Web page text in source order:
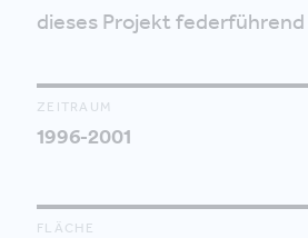
dieses Projekt
ZEITRAUM
1996-2001
FLÄCHE